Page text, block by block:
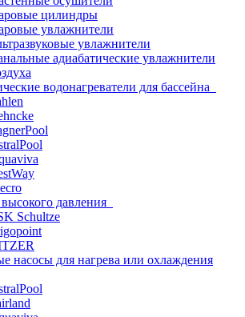
цилиндры
увлажнители
увлажнители
адиабатические увлажнители
водонагреватели для бассейна
давления
Schultze
насосы для нагрева или охлаждения